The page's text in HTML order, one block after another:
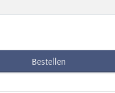
Bestellen